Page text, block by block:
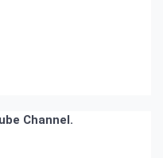
Channel.